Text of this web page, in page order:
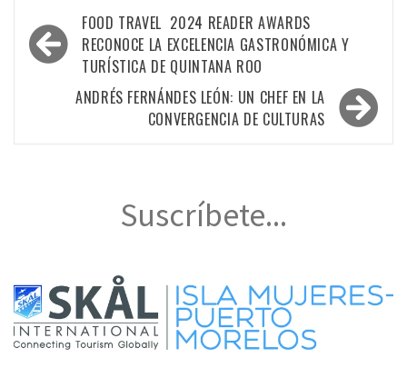
Navegación
de
entradas
FOOD TRAVEL 2024 READER AWARDS
RECONOCE LA EXCELENCIA GASTRONÓMICA Y
TURÍSTICA DE QUINTANA ROO
ANDRÉS FERNÁNDES LEÓN: UN CHEF EN LA
CONVERGENCIA DE CULTURAS
Suscríbete...